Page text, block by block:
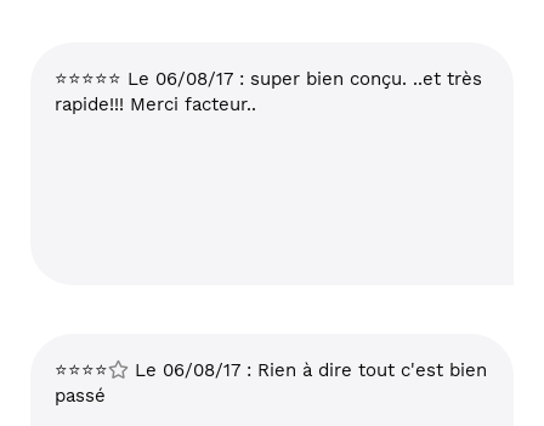
⭐⭐⭐⭐⭐ Le 06/08/17 : super bien conçu. ..et très
rapide!!! Merci facteur..
⭐⭐⭐⭐
Le 06/08/17 : Rien à dire tout c'est bien
passé